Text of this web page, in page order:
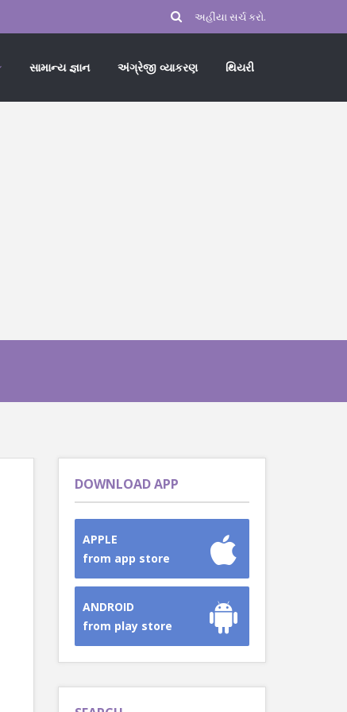
સામાન્ય જ્ઞાન અંગ્રેજી વ્યાકરણ થિયરી
DOWNLOAD APP
APPLE
from app store
ANDROID
from play store